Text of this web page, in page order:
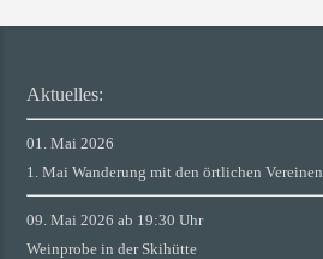
Aktuelles:
01. Mai 2026
1. Mai Wanderung mit den örtlichen Vereinen
09. Mai 2026 ab 19:30 Uhr
Weinprobe in der Skihütte